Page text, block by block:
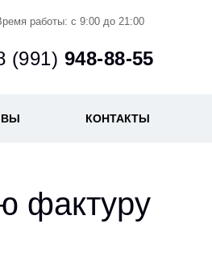
работы: с 9:00 до 21:00
(991) 948-88-55
КОНТАКТЫ
фактуру